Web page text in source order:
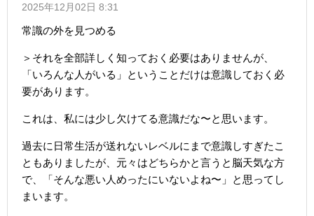
2025年12月02日 8:31
常識の外を見つめる
＞それを全部詳しく知っておく必要はありませんが、
「いろんな人がいる」ということだけは意識しておく必
要があります。
これは、私には少し欠けてる意識だな〜と思います。
過去に日常生活が送れないレベルにまで意識しすぎたこ
ともありましたが、元々はどちらかと言うと脳天気な方
で、「そんな悪い人めったにいないよね〜」と思ってし
まいます。